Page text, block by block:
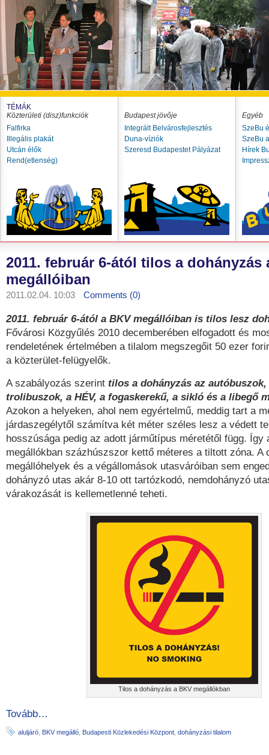
TÉMÁK
Közterületi (disz)funkciók
Falfirka
Illegális plakát
Utcán élők
Rend(etlenség)
Budapest jövője
Integrált Belvárosfejlesztés
Duna-víziók
Szeresd Budapestet Pályázat
Egyéb
SzeBu
SzeBu
Hírek
2011. február 6-ától tilos a dohányzás
megállóiban
2011.02.04. 10:03 Comments (0)
2011. február 6-ától a BKV megállóiban is tilos lesz
Fővárosi Közgyűlés 2010 decemberében elfogadott és
rendeletének értelmében a tilalom megszegőit 50 ezer
a közterület-felügyelők.
A szabályozás szerint tilos a dohányzás az
trolibuszok, a HÉV, a fogaskerekű, a sikló és a libegő
Azokon a helyeken, ahol nem egyértelmű, meddig tart a
járdaszegélytől számítva két méter széles lesz a védett
hosszúsága pedig az adott járműtípus méretétől függ. Így
megállókban százhúszszor kettő méteres a tiltott zóna. A
megállóhelyek és a végállomások utasváróiban sem
dohányzó utas akár 8-10 ott tartózkodó, nemdohányzó
várakozását is kellemetlenné teheti.
Tilos a dohányzás a BKV megállókban
Tovább…
aluljáró BKV megálló Budapesti Közlekedési Központ dohányzási tilalom